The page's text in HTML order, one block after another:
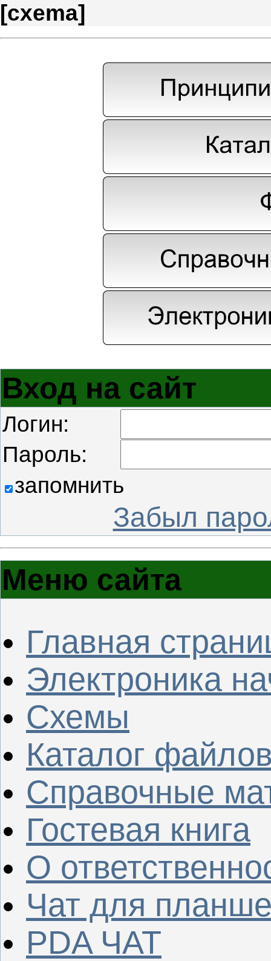
[cxema]
Вход на сайт
Логин:
Пароль:
запомнить
Забыл
Меню сайта
Главная
Электроника
Схемы
Каталог
Справочные
Гостевая книга
О
Чат для
PDA ЧАТ